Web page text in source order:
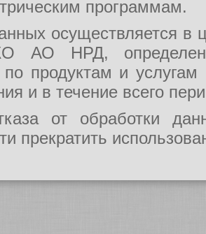
программам.
осуществляется в
АО НРД, определения
продуктам и
и в течение всего
от обработки
прекратить